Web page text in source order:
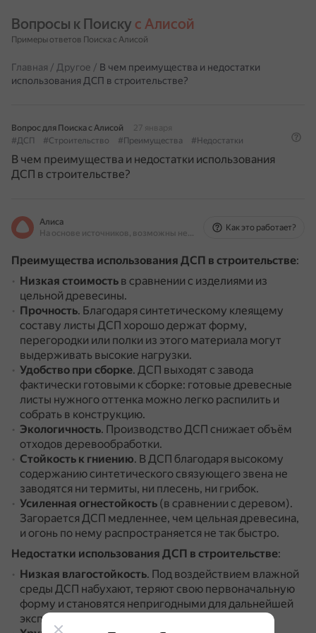
Вопросы к Поиску с Алисой
Примеры ответов Поиска с Алисой
Главная / Другое / В чем преимущества и недостатки
использования ДСП в строительстве?
Вопрос для Поиска с Алисой
27 января
#ДСП
#Строительство #Преимущества #Недостатки
В чем преимущества и недостатки использования
ДСП в строительстве?
Алиса
На основе источников, возможны неточности
Как это работает?
Преимущества использования ДСП в строительстве:
Низкая стоимость в сравнении с изделиями из
цельной древесины.
Прочность. Благодаря синтетическому клеящему
составу листы ДСП хорошо держат форму,
перегородки или полки из этого материала могут
выдерживать высокие нагрузки.
Удобство при сборке. ДСП выходят с завода
фактически готовыми к сборке: готовые древесные
листы нужного оттенка можно легко распилить и
собрать в конструкцию.
Экологичность. Производство ДСП снижает объём
отходов деревообработки.
Стойкость к гниению. В ДСП благодаря высокому
содержанию синтетического связующего звена не
заводятся ни термиты, ни плесень, ни грибок.
Усиленная огнестойкость (в сравнении с деревом).
Загорается ДСП медленнее, чем цельная древесина,
и огонь по нему распространяется не так быстро.
Недостатки использования ДСП в строительстве:
Низкая влагостойкость. Под воздействием влажной
среды ДСП набухают, теряют свою первоначальную
форму и становятся непригодными для дальнейшей
эксплуатации.